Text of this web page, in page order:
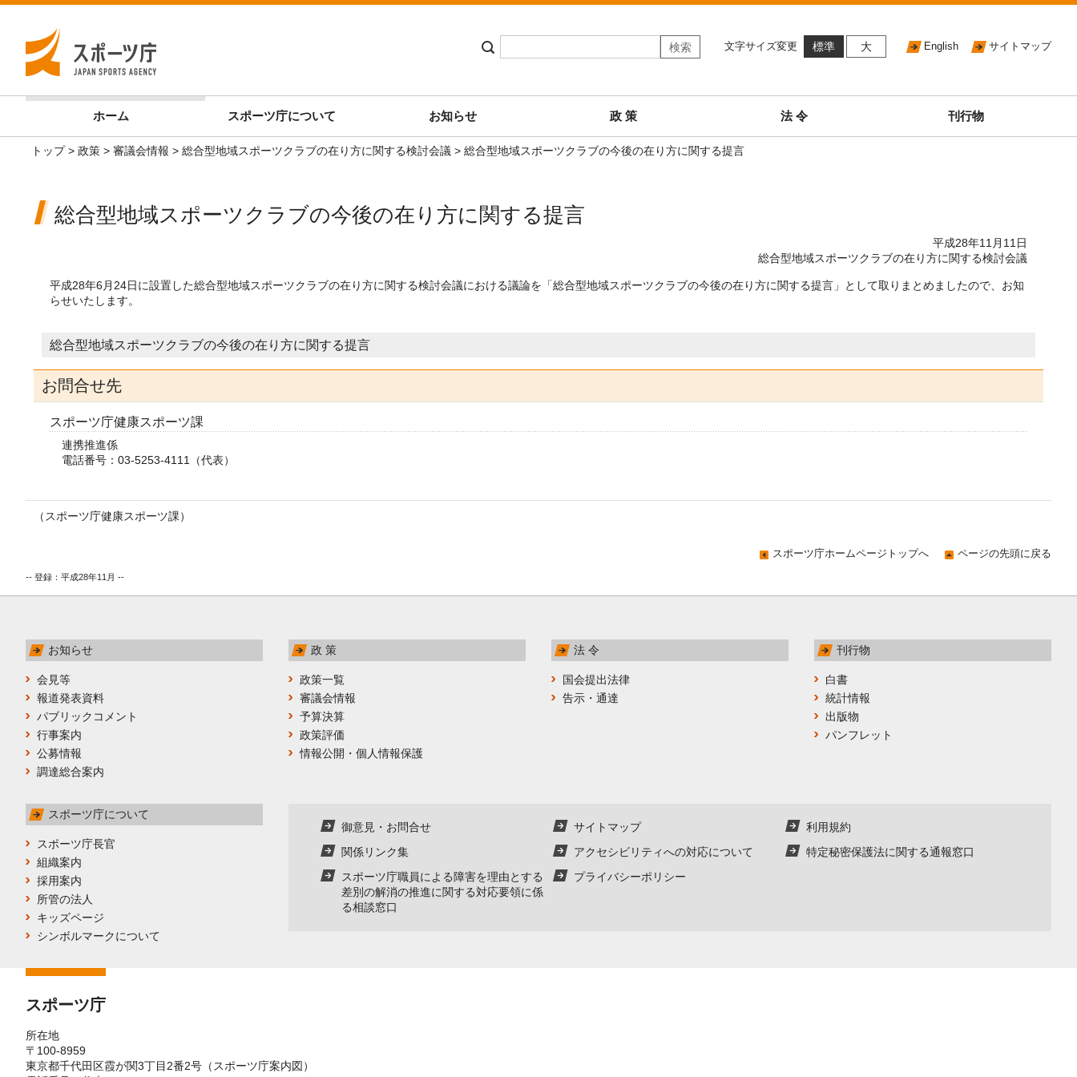
English サイトマップ
文字サイズ変更 標準 大
ホーム スポーツ庁について お知らせ 政 策 法 令 刊行物
トップ> 政策 > 審議会情報 > 総合型地域スポーツクラブの在り方に関する検討会議 > 総合型地域スポーツクラブの今後の在り方に関する提言
総合型地域スポーツクラブの今後の在り方に関する提言
平成28年11月11日
総合型地域スポーツクラブの在り方に関する検討会議
平成28年6月24日に設置した総合型地域スポーツクラブの在り方に関する検討会議における議論を「総合型地域スポーツクラブの今後の在り方に関する提言」として取りまとめましたので、お知
らせいたします。
総合型地域スポーツクラブの今後の在り方に関する提言
お問合せ先
スポーツ庁健康スポーツ課
連携推進係
電話番号：03-5253-4111（代表）
（スポーツ庁健康スポーツ課）
ページの先頭に戻る
スポーツ庁ホームページトップへ
-- 登録：平成28年11月 --
お知らせ
会見等
報道発表資料
パブリックコメント
行事案内
公募情報
調達総合案内
政 策
政策一覧
審議会情報
予算決算
政策評価
情報公開・個人情報保護
法 令
国会提出法律
告示・通達
刊行物
白書
統計情報
出版物
パンフレット
スポーツ庁について
スポーツ庁長官
組織案内
採用案内
所管の法人
キッズページ
シンボルマークについて
御意見・お問合せ サイトマップ
利用規約
関係リンク集
アクセシビリティへの対応について
特定秘密保護法に関する通報窓口
スポーツ庁職員による障害を理由とする
差別の解消の推進に関する対応要領に係
る相談窓口
プライバシーポリシー
スポーツ庁
所在地
〒100-8959
東京都千代田区霞が関3丁目2番2号（ スポーツ庁案内図 ）